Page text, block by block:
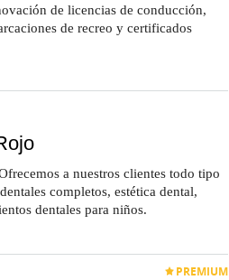
de licencias de conducción,
de recreo y certificados
a nuestros clientes todo tipo
completos, estética dental,
dentales para niños.
PREMIUM